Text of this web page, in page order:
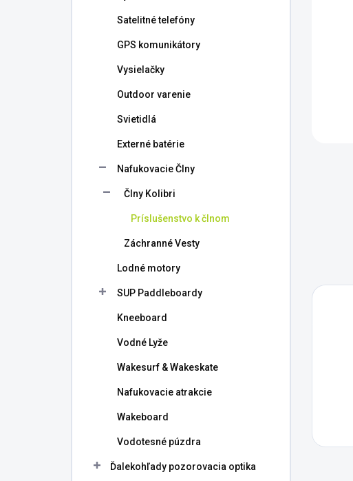
Satelitné telefóny
GPS komunikátory
Vysielačky
Outdoor varenie
Svietidlá
Externé batérie
Nafukovacie Člny
Člny Kolibri
Príslušenstvo k člnom
Záchranné Vesty
Lodné motory
SUP Paddleboardy
Kneeboard
Vodné Lyže
Wakesurf & Wakeskate
Nafukovacie atrakcie
Wakeboard
Vodotesné púzdra
Ďalekohľady pozorovacia optika